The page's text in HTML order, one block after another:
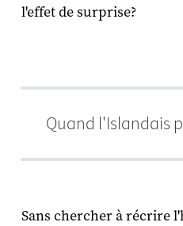
l'effet de surprise?
Quand l'Islandais
Sans chercher à récrire